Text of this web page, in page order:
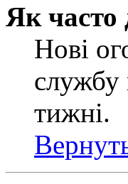
Як часто
Нові
службу
тижні.